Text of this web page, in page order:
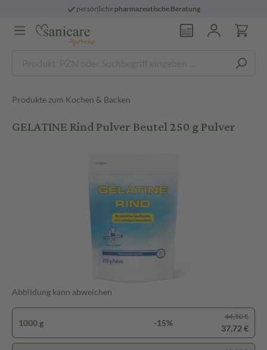
persönliche pharmazeutische Beratung
Produkte zum Kochen & Backen
GELATINE Rind Pulver Beutel 250 g Pulver
Abbildung kann abweichen
1000 g -15%
44,50 €
37,72 €